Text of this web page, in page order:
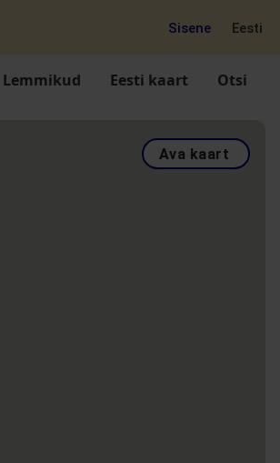
Sisene Eesti
Lemmikud Eesti kaart Otsi
Ava kaart